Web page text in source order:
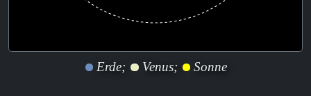
Erde; Venus; Sonne